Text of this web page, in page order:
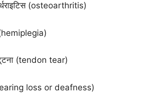
(osteoarthritis)
(hemiplegia)
(tendon tear)
loss or deafness)